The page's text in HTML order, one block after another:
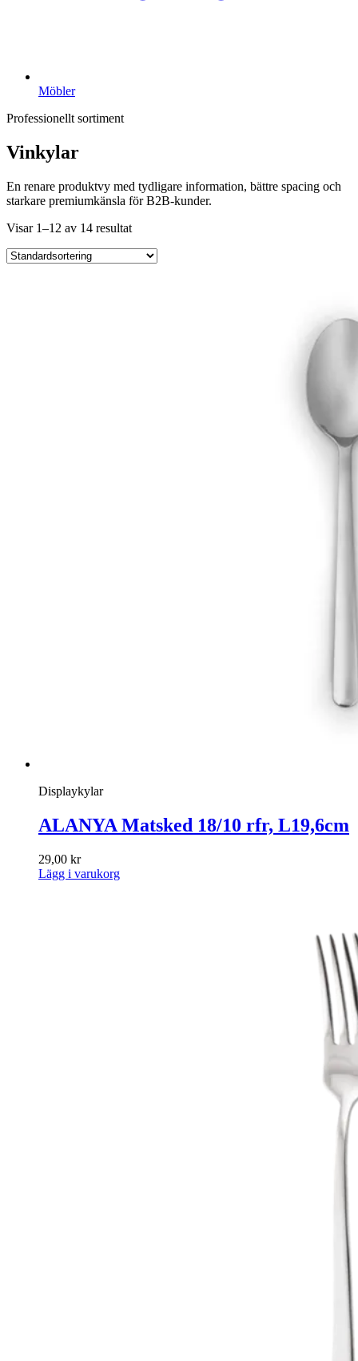
Möbler
Professionellt sortiment
Vinkylar
En renare produktvy med tydligare information, bättre spacing och
starkare premiumkänsla för B2B-kunder.
Visar 1–12 av 14 resultat
Displaykylar
ALANYA Matsked 18/10 rfr, L19,6cm
29,00 kr
Lägg i varukorg